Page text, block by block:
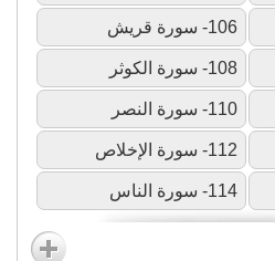
106- سورة قريش
108- سورة الكوثر
110- سورة النصر
112- سورة الإخلاص
114- سورة الناس